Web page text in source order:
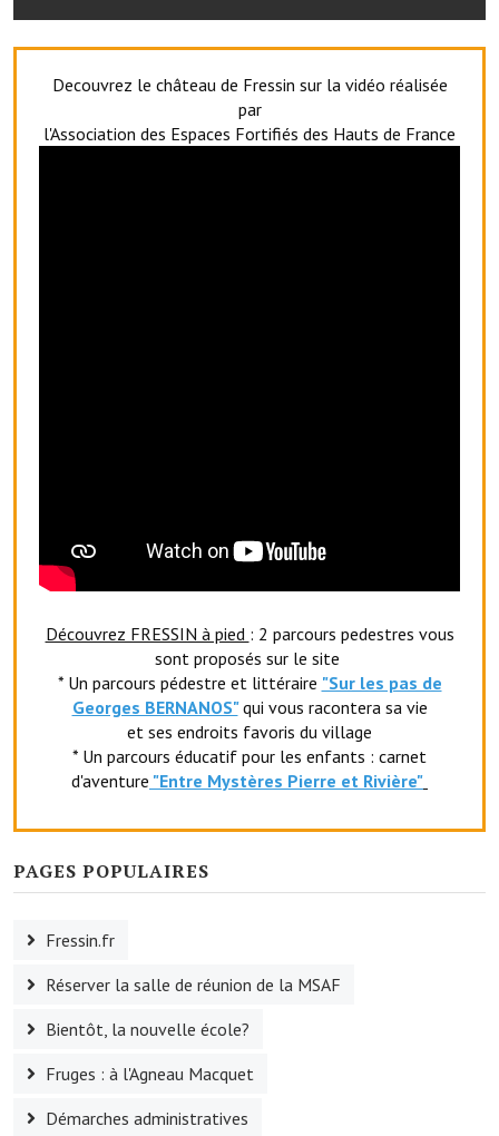
Commerçants, artisans
Les Amis du Patrimoine
Le club de l'amitié
Le comité des fêtes
L'association des anciens combattants
L'association des anciens sapeurs-pompiers volontaires
Village sportif
L'US Crequy Fressin
La société de chasse
La société de pêche
Decouvrez le château de Fressin sur la vidéo réalisée
par
l'Association des Espaces Fortifiés des Hauts de France
Découvrez FRESSIN à pied : 2 parcours pedestres vous
sont proposés sur le site
* Un parcours pédestre et littéraire "Sur les pas de
Georges BERNANOS" qui vous racontera sa vie
et ses endroits favoris du village
* Un parcours éducatif pour les enfants : carnet
d'aventure "Entre Mystères Pierre et Rivière"
PAGES POPULAIRES
Fressin.fr
Réserver la salle de réunion de la MSAF
Bientôt, la nouvelle école?
Fruges : à l'Agneau Macquet
Démarches administratives